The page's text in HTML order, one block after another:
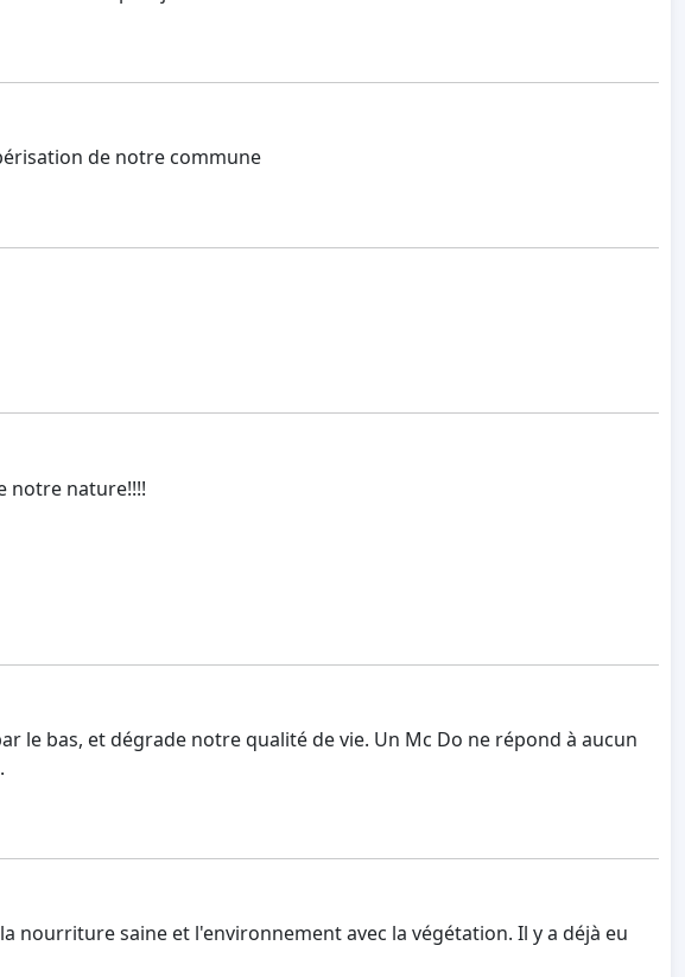
de notre commune
notre nature!!!!
le bas, et dégrade notre qualité de vie. Un Mc Do ne répond à aucun
nourriture saine et l'environnement avec la végétation. Il y a déjà eu